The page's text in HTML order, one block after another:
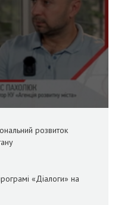
розвиток
«Діалоги» на